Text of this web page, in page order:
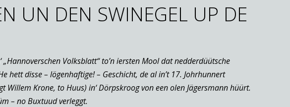
UN DEN SWINEGEL UP DE
Volksblatt“ to’n iersten Mool dat nedderdüütsche
hett disse – lögenhaftige! – Geschicht, de al in’t 17. Johrhunnert
Krone, to Huus) in‘ Dörpskroog von een olen Jägersmann hüürt.
– no Buxtuud verleggt.